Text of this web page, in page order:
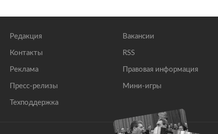
Редакция
Контакты
Реклама
Пресс-релизы
Техподдержка
Вакансии
RSS
Правовая информация
Мини-игры